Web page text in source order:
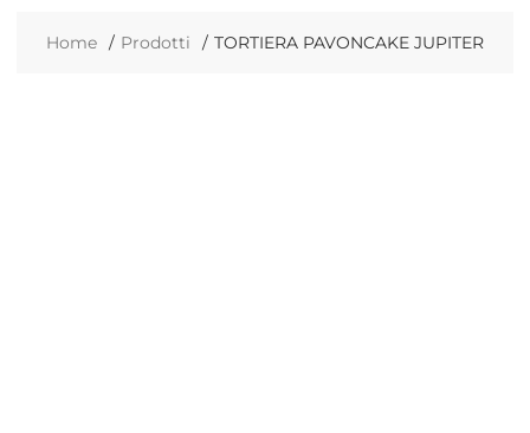
Home Prodotti TORTIERA PAVONCAKE JUPITER